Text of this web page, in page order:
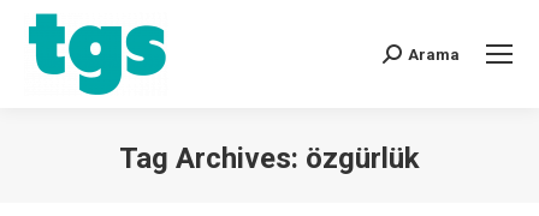
Arama
Tag Archives: özgürlük